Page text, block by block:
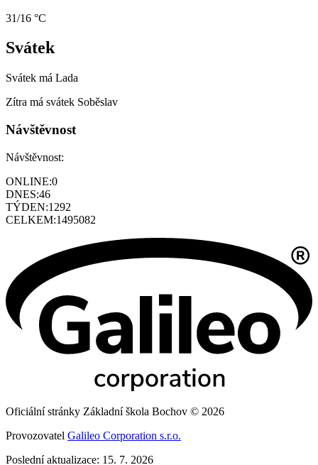
31/16 °C
Svátek
Svátek má Lada
Zítra má svátek Soběslav
Návštěvnost
Návštěvnost:
ONLINE:0
DNES:46
TÝDEN:1292
CELKEM:1495082
Oficiální stránky Základní škola Bochov © 2026
Provozovatel Galileo Corporation s.r.o.
Poslední aktualizace: 15. 7. 2026